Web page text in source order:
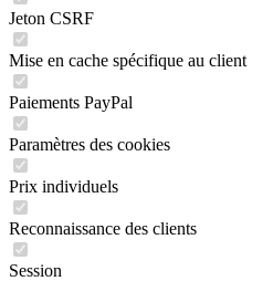
Jeton CSRF
Mise en cache spécifique au client
Paiements PayPal
Paramètres des cookies
Prix individuels
Reconnaissance des clients
Session